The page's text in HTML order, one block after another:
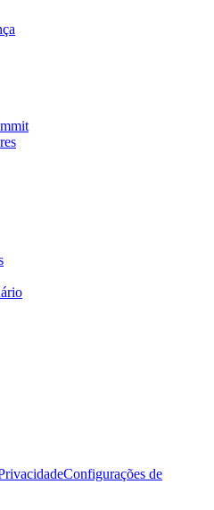
Configurações de